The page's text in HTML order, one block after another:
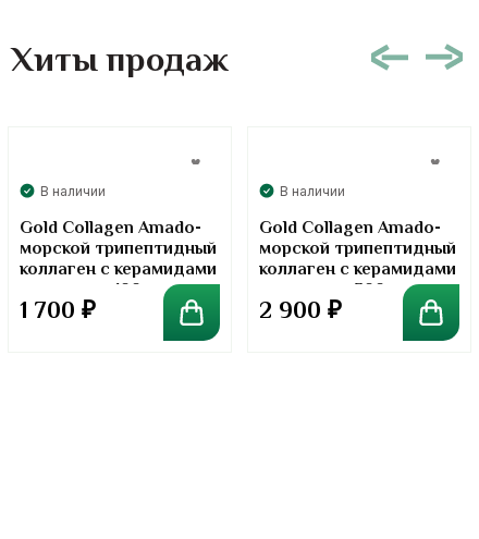
Хиты продаж
В наличии
Gold Collagen Amado-
морской трипептидный
коллаген с керамидами
в порошке. 100 грамм
1 700 ₽
В наличии
Gold Collagen Amado-
морской трипептидный
коллаген с керамидами
в порошке. 300 грамм
2 900 ₽